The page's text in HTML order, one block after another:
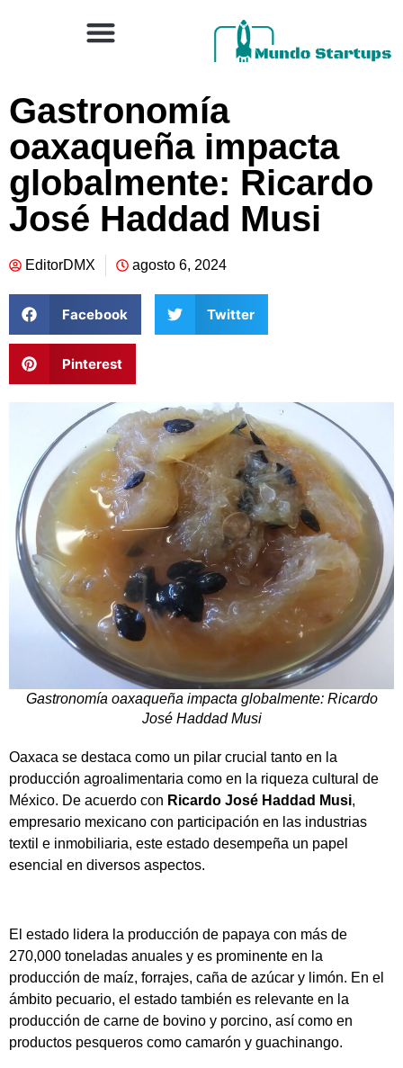
Gastronomía
oaxaqueña impacta
globalmente: Ricardo
José Haddad Musi
EditorDMX agosto 6, 2024
Facebook Twitter
Pinterest
Gastronomía oaxaqueña impacta globalmente: Ricardo
José Haddad Musi
Oaxaca se destaca como un pilar crucial tanto en la
producción agroalimentaria como en la riqueza cultural de
México. De acuerdo con Ricardo José Haddad Musi,
empresario mexicano con participación en las industrias
textil e inmobiliaria, este estado desempeña un papel
esencial en diversos aspectos.
El estado lidera la producción de papaya con más de
270,000 toneladas anuales y es prominente en la
producción de maíz, forrajes, caña de azúcar y limón. En el
ámbito pecuario, el estado también es relevante en la
producción de carne de bovino y porcino, así como en
productos pesqueros como camarón y guachinango.